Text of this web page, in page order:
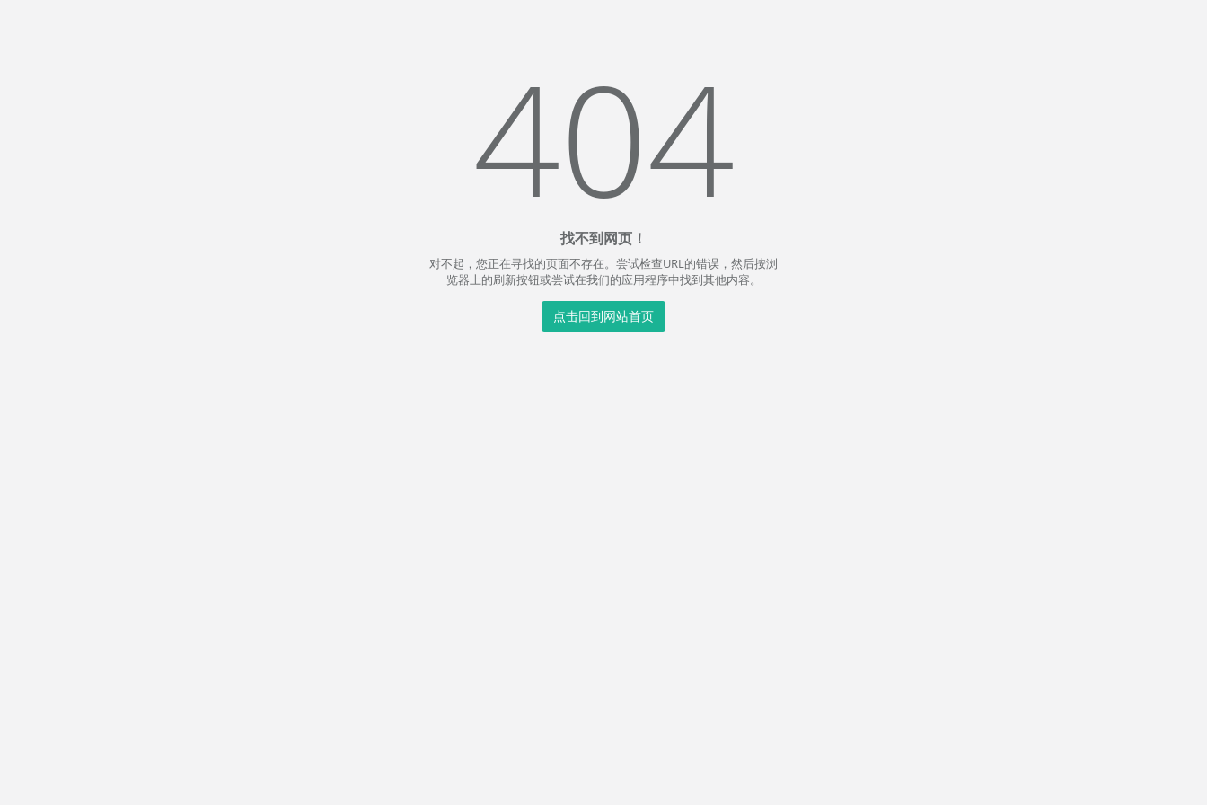
404
找不到网页！
对不起，您正在寻找的页面不存在。尝试检查URL的错误，然后按浏
览器上的刷新按钮或尝试在我们的应用程序中找到其他内容。
点击回到网站首页